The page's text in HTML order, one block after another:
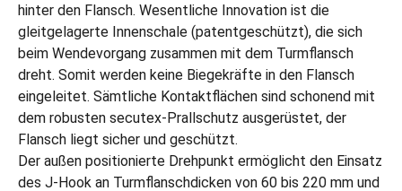
hinter den Flansch. Wesentliche Innovation ist die
gleitgelagerte Innenschale (patentgeschützt), die sich
beim Wendevorgang zusammen mit dem Turmflansch
dreht. Somit werden keine Biegekräfte in den Flansch
eingeleitet. Sämtliche Kontaktflächen sind schonend mit
dem robusten secutex-Prallschutz ausgerüstet, der
Flansch liegt sicher und geschützt.
Der außen positionierte Drehpunkt ermöglicht den Einsatz
des J-Hook an Turmflanschdicken von 60 bis 220 mm und